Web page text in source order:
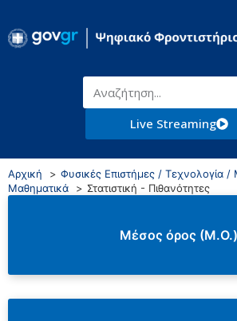
Live Streaming
Αρχική
Φυσικές Επιστήμες / Τεχνολογία /
Μαθηματικά
Στατιστική - Πιθανότητες
Μέσος όρος (Μ.Ο.)